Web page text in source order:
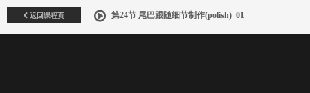
返回课程页 第24节 尾巴跟随细节制作(polish)_01